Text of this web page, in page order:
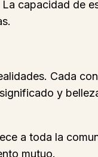
capacidad de
Cada
y
a toda la
mutuo.